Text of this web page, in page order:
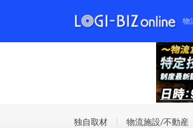
物
独自取材 物流施設/不動産